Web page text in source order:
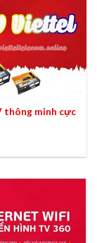
thông minh cực